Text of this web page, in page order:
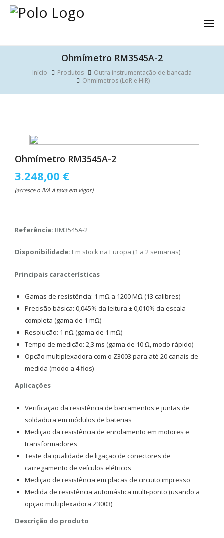
Ohmímetro RM3545A-2
Início Produtos
Outra instrumentação de bancada
Ohmímetros (LoR e HiR)
Ohmímetro RM3545A-2
3.248,00 €
(acresce o IVA à taxa em vigor)
Referência: RM3545A-2
Disponibilidade: Em stock na Europa (1 a 2 semanas)
Principais características
Gamas de resistência: 1 mΩ a 1200 MΩ (13 calibres)
Precisão básica: 0,045% da leitura ± 0,010% da escala
completa (gama de 1 mΩ)
Resolução: 1 nΩ (gama de 1 mΩ)
Tempo de medição: 2,3 ms (gama de 10 Ω, modo rápido)
Opção multiplexadora com o Z3003 para até 20 canais de
medida (modo a 4 fios)
Aplicações
Verificação da resistência de barramentos e juntas de
soldadura em módulos de baterias
Medição da resistência de enrolamento em motores e
transformadores
Teste da qualidade de ligação de conectores de
carregamento de veículos elétricos
Medição de resistência em placas de circuito impresso
Medida de resistência automástica multi-ponto (usando a
opção multiplexadora Z3003)
Descrição do produto